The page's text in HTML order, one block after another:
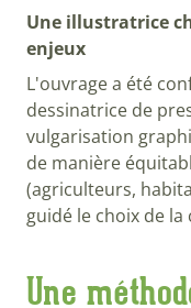
Une illustratrice
enjeux
L'ouvrage a été
dessinatrice de
vulgarisation
de manière
(agriculteurs,
guidé le choix de
Une